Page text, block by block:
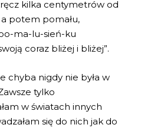
kilka centymetrów od
a potem pomału,
ma-lu-sień-ku
coraz bliżej i bliżej”.
chyba nigdy nie była w
tylko
w światach innych
się do nich jak do